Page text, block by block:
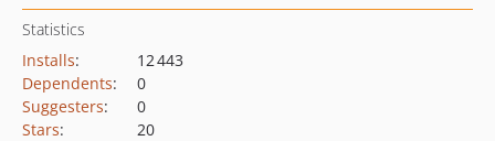
Statistics
Installs:
12 443
Dependents:
0
Suggesters:
0
Stars:
20